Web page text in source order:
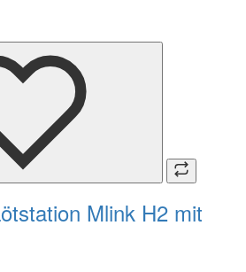
Mlink H2 mit